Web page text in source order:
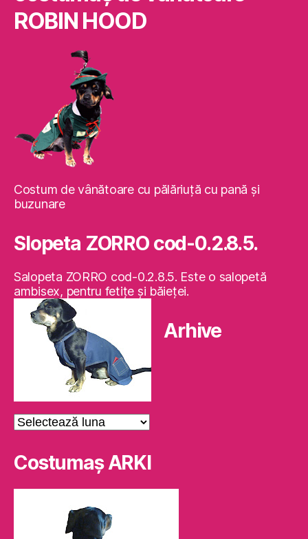
ROBIN HOOD
Costum de vânătoare cu pălăriuţă cu pană şi
buzunare
Slopeta ZORRO cod-0.2.8.5.
Salopeta ZORRO cod-0.2.8.5. Este o salopetă
ambisex, pentru fetiţe şi băieţei.
Arhive
Arhive
Costumaş ARKI